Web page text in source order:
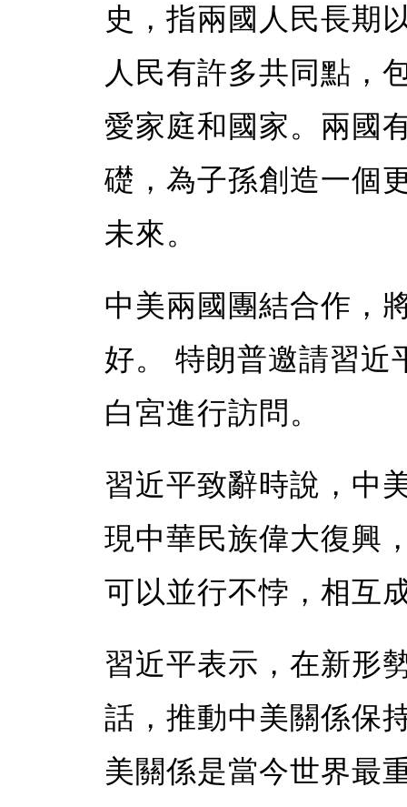
史，指兩國人民長期
人民有許多共同點，
愛家庭和國家。兩國
礎，為子孫創造一個
未來。
中美兩國團結合作，
好。 特朗普邀請習近
白宮進行訪問。
習近平致辭時說，中
現中華民族偉大復興
可以並行不悖，相互
習近平表示，在新形
話，推動中美關係保
美關係是當今世界最